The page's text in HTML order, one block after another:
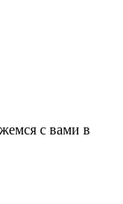
с вами в